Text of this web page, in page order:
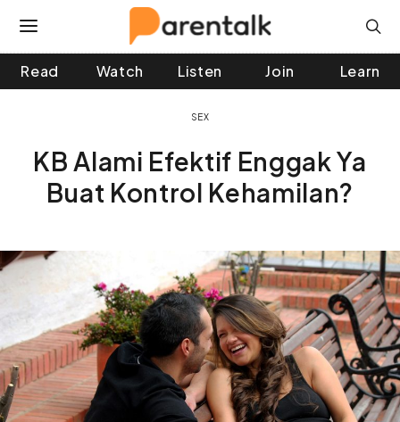
Read Watch Listen Join Learn
SEX
KB Alami Efektif Enggak Ya
Buat Kontrol Kehamilan?